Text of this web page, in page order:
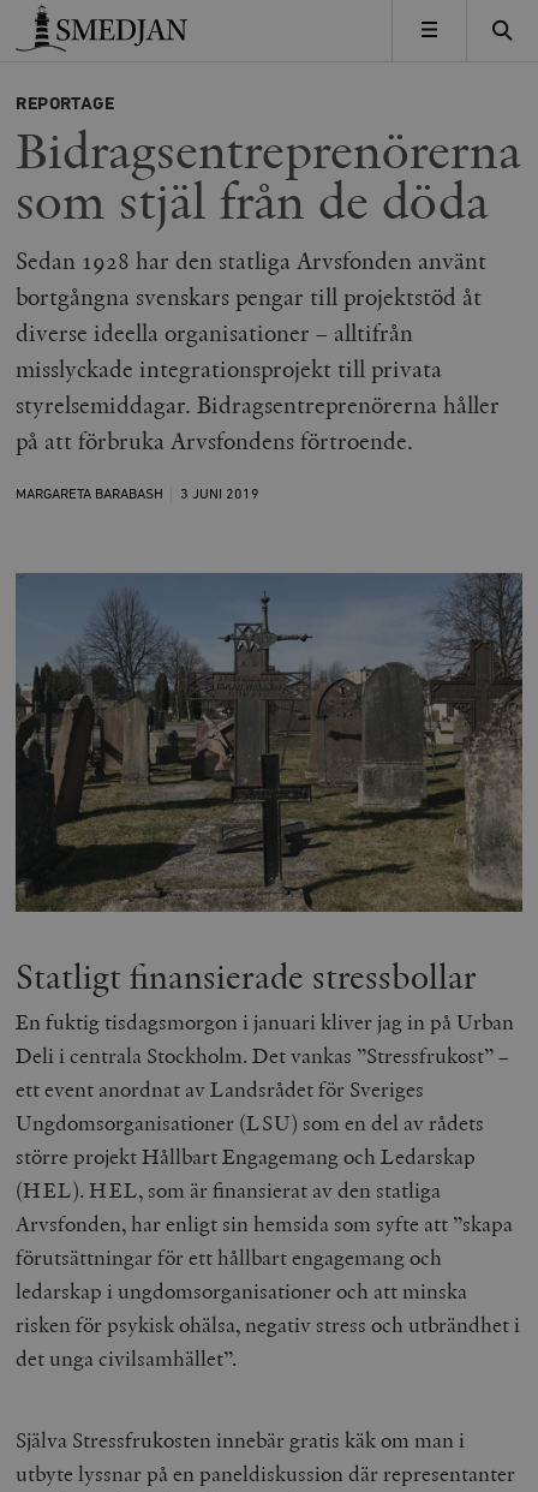
Timbro
MENY
REPORTAGE
Bidragsentreprenörerna
som stjäl från de döda
Sedan 1928 har den statliga Arvsfonden använt
bortgångna svenskars pengar till projektstöd åt
diverse ideella organisationer – alltifrån
misslyckade integrationsprojekt till privata
styrelsemiddagar. Bidragsentreprenörerna håller
på att förbruka Arvsfondens förtroende.
MARGARETA BARABASH 3 JUNI 2019
Statligt finansierade stressbollar
En fuktig tisdagsmorgon i januari kliver jag in på Urban
Deli i centrala Stockholm. Det vankas ”Stressfrukost” –
ett event anordnat av Landsrådet för Sveriges
Ungdomsorganisationer (LSU) som en del av rådets
större projekt Hållbart Engagemang och Ledarskap
(HEL). HEL, som är finansierat av den statliga
Arvsfonden, har enligt sin hemsida som syfte att ”skapa
förutsättningar för ett hållbart engagemang och
ledarskap i ungdomsorganisationer och att minska
risken för psykisk ohälsa, negativ stress och utbrändhet i
det unga civilsamhället”.
Själva Stressfrukosten innebär gratis käk om man i
utbyte lyssnar på en paneldiskussion där representanter